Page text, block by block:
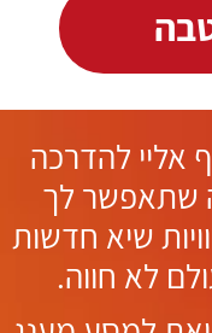
אליי להדרכה
שתאפשר לך
שיא חדשות
לא חווה.